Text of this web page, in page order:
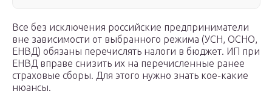
Все без исключения российские предприниматели
вне зависимости от выбранного режима (УСН, ОСНО,
ЕНВД) обязаны перечислять налоги в бюджет. ИП при
ЕНВД вправе снизить их на перечисленные ранее
страховые сборы. Для этого нужно знать кое-какие
нюансы.